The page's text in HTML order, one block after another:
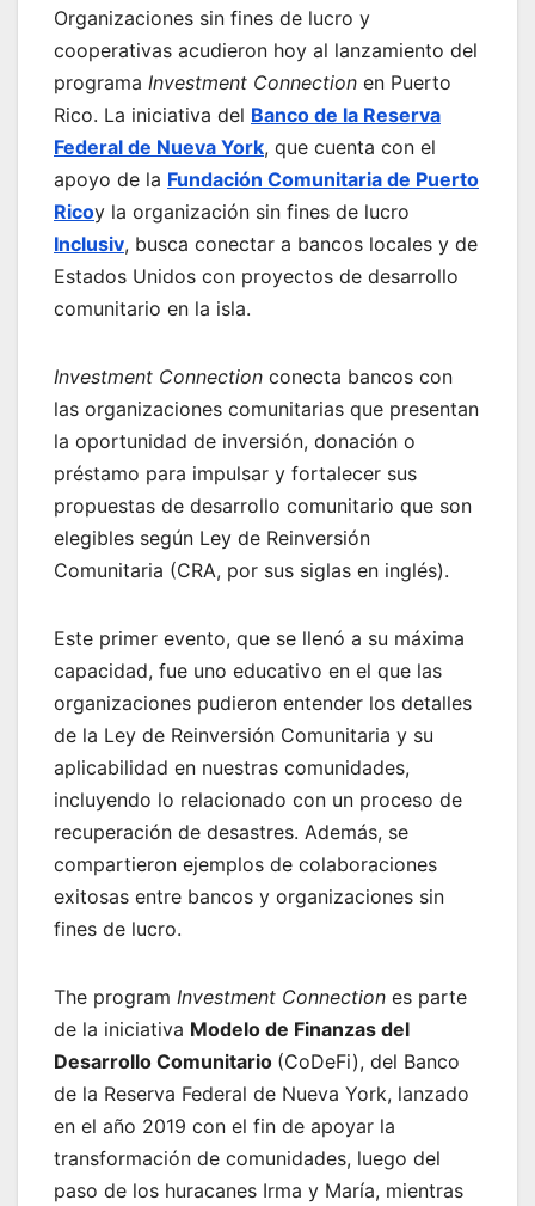
Organizaciones sin fines de lucro y
cooperativas acudieron hoy al lanzamiento del
programa Investment Connection en Puerto
Rico. La iniciativa del Banco de la Reserva
Federal de Nueva York, que cuenta con el
apoyo de la Fundación Comunitaria de Puerto
Ricoy la organización sin fines de lucro
Inclusiv, busca conectar a bancos locales y de
Estados Unidos con proyectos de desarrollo
comunitario en la isla.
Investment Connection conecta bancos con
las organizaciones comunitarias que presentan
la oportunidad de inversión, donación o
préstamo para impulsar y fortalecer sus
propuestas de desarrollo comunitario que son
elegibles según Ley de Reinversión
Comunitaria (CRA, por sus siglas en inglés).
Este primer evento, que se llenó a su máxima
capacidad, fue uno educativo en el que las
organizaciones pudieron entender los detalles
de la Ley de Reinversión Comunitaria y su
aplicabilidad en nuestras comunidades,
incluyendo lo relacionado con un proceso de
recuperación de desastres. Además, se
compartieron ejemplos de colaboraciones
exitosas entre bancos y organizaciones sin
fines de lucro.
The program Investment Connection es parte
de la iniciativa Modelo de Finanzas del
Desarrollo Comunitario (CoDeFi), del Banco
de la Reserva Federal de Nueva York, lanzado
en el año 2019 con el fin de apoyar la
transformación de comunidades, luego del
paso de los huracanes Irma y María, mientras